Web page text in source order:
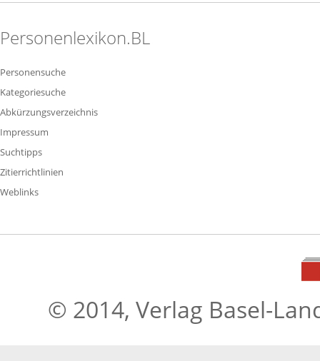
Personenlexikon.BL
Personensuche
Kategoriesuche
Abkürzungsverzeichnis
Impressum
Suchtipps
Zitierrichtlinien
Weblinks
© 2014, Verlag Basel-